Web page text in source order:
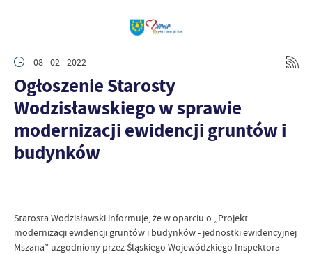
08 - 02 - 2022
Ogłoszenie Starosty
Wodzisławskiego w sprawie
modernizacji ewidencji gruntów i
budynków
Starosta Wodzisławski informuje, że w oparciu o „Projekt
modernizacji ewidencji gruntów i budynków - jednostki ewidencyjnej
Mszana” uzgodniony przez Śląskiego Wojewódzkiego Inspektora